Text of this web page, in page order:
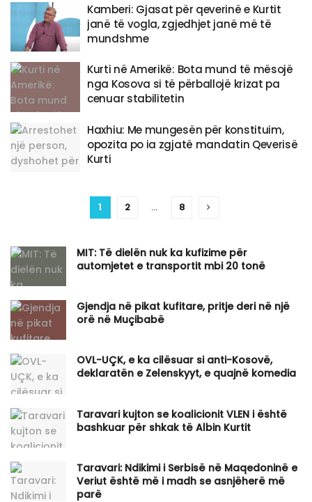
Kamberi: Gjasat për qeverinë e Kurtit
janë të vogla, zgjedhjet janë më të
mundshme
Kurti në Amerikë: Bota mund të mësojë
nga Kosova si të përballojë krizat pa
cenuar stabilitetin
Haxhiu: Me mungesën për konstituim,
opozita po ia zgjatë mandatin Qeverisë
Kurti
1 2 … 8
MIT: Të dielën nuk ka kufizime për
automjetet e transportit mbi 20 tonë
Gjendja në pikat kufitare, pritje deri në një
orë në Muçibabë
OVL-UÇK, e ka cilësuar si anti-Kosovë,
deklaratën e Zelenskyyt, e quajnë komedia
Taravari kujton se koalicionit VLEN i është
bashkuar për shkak të Albin Kurtit
Taravari: Ndikimi i Serbisë në Maqedoninë e
Veriut është më i madh se asnjëherë më
parë